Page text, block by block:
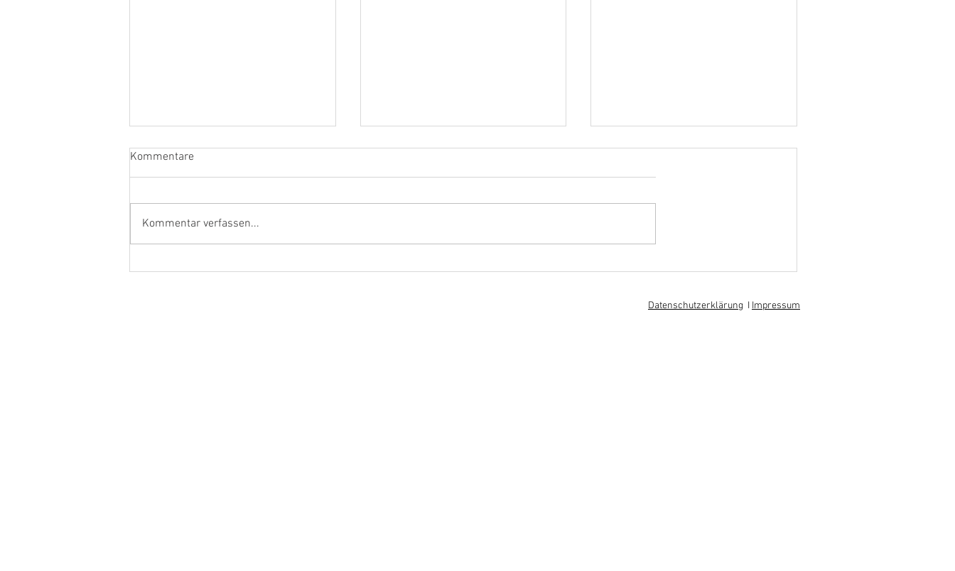
Kommentare
Kommentar verfassen...
Datenschutzerklärung IImpressum